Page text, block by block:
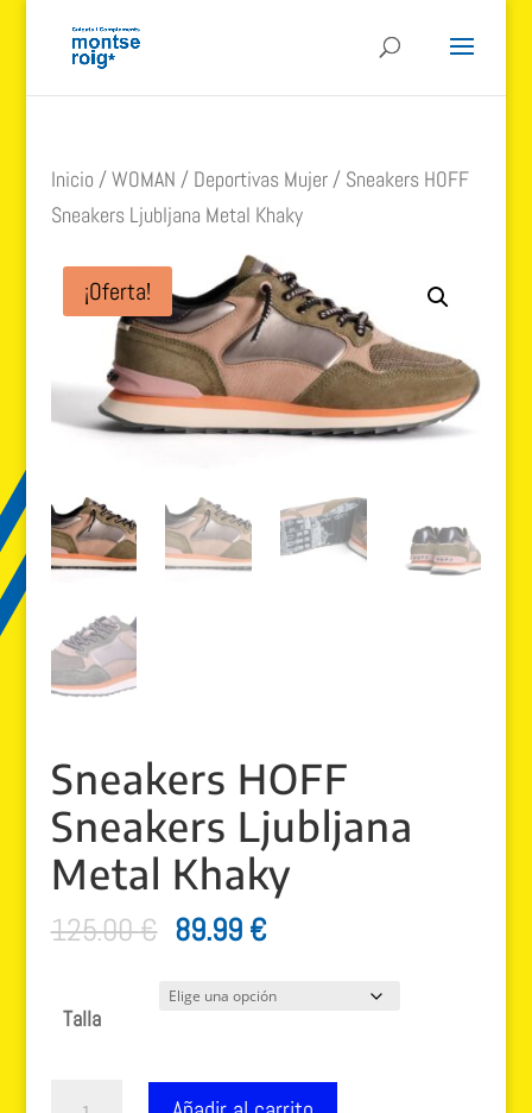
Inicio /WOMAN / Deportivas Mujer/ Sneakers HOFF
Sneakers Ljubljana Metal Khaky
¡Oferta!
Sneakers HOFF
Sneakers Ljubljana
Metal Khaky
125.00€ El
original
125.00 €.
89.99 €El
actual
89.99 €.
Talla